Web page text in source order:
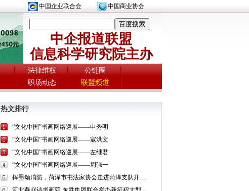
中国企业联合会 中国商业协会
中企报道联盟
信息科学研究院主办
法律维权
公链圈
职场动态 联盟频道
热文排行
“文化中国”书画网络巡展——申秀明
“文化中国”书画网络巡展——寇洪文
“文化中国”书画网络巡展——左继君
“文化中国”书画网络巡展——周强一
挥墨颂消防，菏泽市书法家协会走进菏泽支队开展...